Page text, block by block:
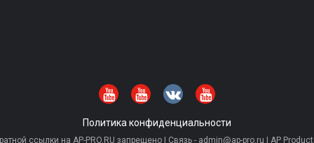
Политика конфиденциальности
ссылки на AP-PRO.RU запрещено | Связь - admin@ap-pro.ru | AP